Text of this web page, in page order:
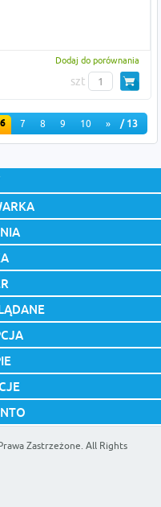
Dodaj do porównania
szt
6 7 8 9 10 » / 13
Zastrzeżone. All Rights